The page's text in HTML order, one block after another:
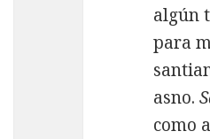
algún
para
asno.
como